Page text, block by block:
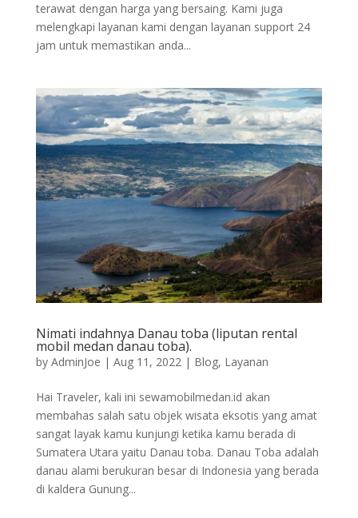
terawat dengan harga yang bersaing. Kami juga
melengkapi layanan kami dengan layanan support 24
jam untuk memastikan anda...
Nimati indahnya Danau toba (liputan rental
mobil medan danau toba).
by AdminJoe | Aug 11, 2022| Blog, Layanan
Hai Traveler, kali ini sewamobilmedan.id akan
membahas salah satu objek wisata eksotis yang amat
sangat layak kamu kunjungi ketika kamu berada di
Sumatera Utara yaitu Danau toba. Danau Toba adalah
danau alami berukuran besar di Indonesia yang berada
di kaldera Gunung...